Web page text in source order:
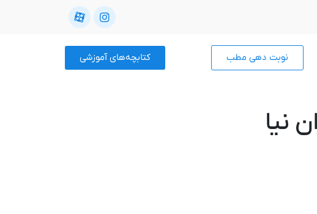
نوبت دهی مطب کتابچه‌های آموزشی
نیا